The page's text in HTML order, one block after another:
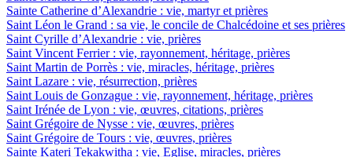
Sainte Catherine d’Alexandrie : vie, martyr et prières
Saint Léon le Grand : sa vie, le concile de Chalcédoine et ses prières
Saint Cyrille d’Alexandrie : vie, prières
Saint Vincent Ferrier : vie, rayonnement, héritage, prières
Saint Martin de Porrès : vie, miracles, héritage, prières
Saint Lazare : vie, résurrection, prières
Saint Louis de Gonzague : vie, rayonnement, héritage, prières
Saint Irénée de Lyon : vie, œuvres, citations, prières
Saint Grégoire de Nysse : vie, œuvres, prières
Saint Grégoire de Tours : vie, œuvres, prières
Sainte Kateri Tekakwitha : vie, Eglise, miracles, prières